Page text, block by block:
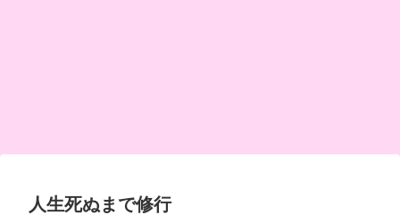
人生死ぬまで修行